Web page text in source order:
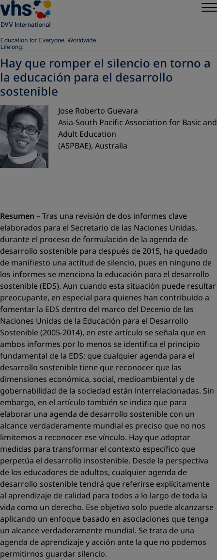
Hay que romper el silencio en torno a
la educación para el desarrollo
sostenible
Jose Roberto Guevara
Asia-South Pacific Association for Basic and
Adult Education
(ASPBAE), Australia
Resumen – Tras una revisión de dos informes clave
elaborados para el Secretario de las Naciones Unidas,
durante el proceso de formulación de la agenda de
desarrollo sostenible para después de 2015, ha quedado
de manifiesto una actitud de silencio, pues en ninguno de
los informes se menciona la educación para el desarrollo
sostenible (EDS). Aun cuando esta situación puede resultar
preocupante, en especial para quienes han contribuido a
fomentar la EDS dentro del marco del Decenio de las
Naciones Unidas de la Educación para el Desarrollo
Sostenible (2005-2014), en este artículo se señala que en
ambos informes por lo menos se identifica el principio
fundamental de la EDS: que cualquier agenda para el
desarrollo sostenible tiene que reconocer que las
dimensiones económica, social, medioambiental y de
gobernabilidad de la sociedad están interrelacionadas. Sin
embargo, en el artículo también se indica que para
elaborar una agenda de desarrollo sostenible con un
alcance verdaderamente mundial es preciso que no nos
limitemos a reconocer ese vínculo. Hay que adoptar
medidas para transformar el contexto específico que
perpetúa el desarrollo insostenible. Desde la perspectiva
de los educadores de adultos, cualquier agenda de
desarrollo sostenible tendrá que referirse explícitamente
al aprendizaje de calidad para todos a lo largo de toda la
vida como un derecho. Ese objetivo solo puede alcanzarse
aplicando un enfoque basado en asociaciones que tenga
un alcance verdaderamente mundial. Se trata de una
agenda de aprendizaje y acción ante la que no podemos
permitirnos guardar silencio.